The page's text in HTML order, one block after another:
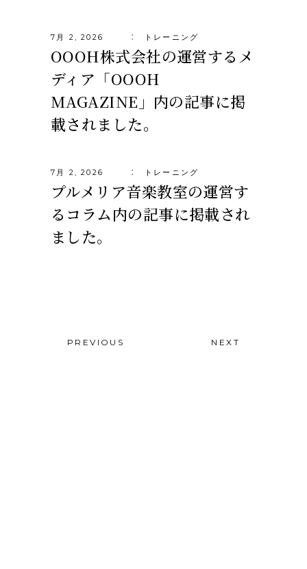
7月 2, 2026 トレーニング
OOOH株式会社の運営するメ
ディア「OOOH
MAGAZINE」内の記事に掲
載されました。
7月 2, 2026 トレーニング
プルメリア音楽教室の運営す
るコラム内の記事に掲載され
ました。
PREVIOUS NEXT